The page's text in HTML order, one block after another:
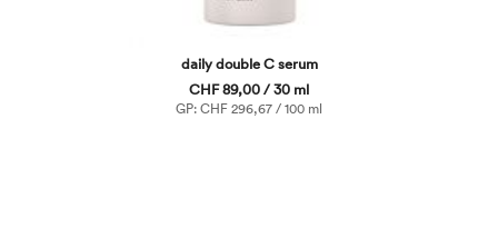
daily double C serum
CHF 89,00 / 30 ml
GP: CHF 296,67 / 100 ml